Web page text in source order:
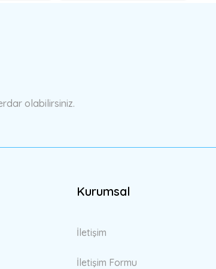
olabilirsiniz.
Kurumsal
İletişim
İletişim Formu